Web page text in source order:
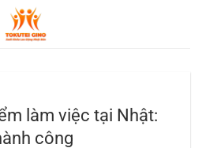
làm việc tại Nhật:
công